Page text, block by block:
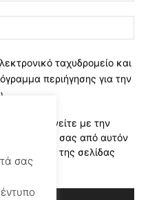
ταχυδρομείο και
περιήγησης για την
συμφωνείτε με την
δεδομένων σας από αυτόν
χρήσης της σελίδας
σας